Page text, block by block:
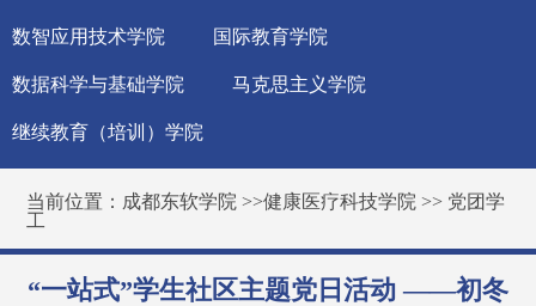
数智应用技术学院 国际教育学院
数据科学与基础学院 马克思主义学院
继续教育（培训）学院
当前位置： 成都东软学院 >>健康医疗科技学院 >> 党团学
工
“一站式”学生社区主题党日活动 ——初冬